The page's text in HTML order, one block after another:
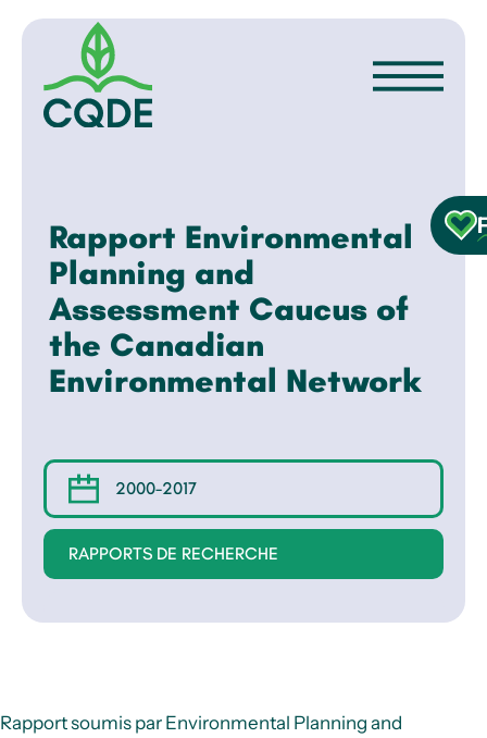
Rapport Environmental
Planning and
Assessment Caucus of
the Canadian
Environmental Network
2000-2017
RAPPORTS DE RECHERCHE
Rapport soumis par Environmental Planning and